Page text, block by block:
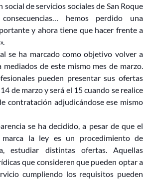
social de servicios sociales de San Roque
hemos perdido una
y ahora tiene que hacer frente a
se ha marcado como objetivo volver a
de este mismo mes de marzo.
pueden presentar sus ofertas
de marzo y será el 15 cuando se realice
contratación adjudicándose ese mismo
se ha decidido, a pesar de que el
marca la ley es un procedimiento de
estudiar distintas ofertas. Aquellas
que consideren que pueden optar a
cumpliendo los requisitos pueden